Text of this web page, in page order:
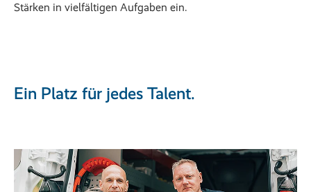
Stärken in vielfältigen Aufgaben ein.
Ein Platz für jedes Talent.